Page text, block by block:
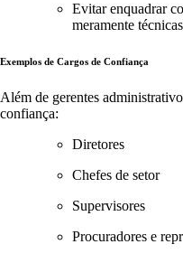
Evitar enquadrar
meramente
Exemplos de Cargos de Confiança
Além de gerentes
confiança:
Diretores
Chefes de setor
Supervisores
Procuradores e